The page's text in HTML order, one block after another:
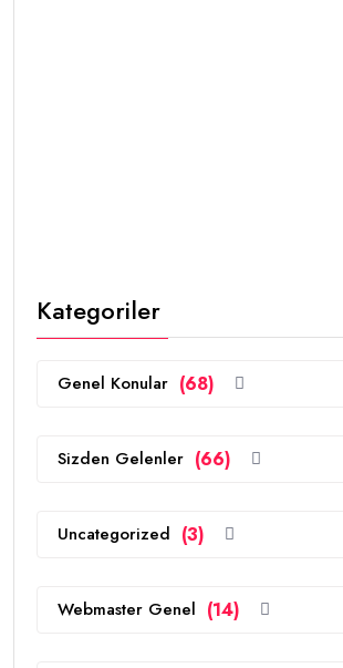
Kategoriler
Genel Konular (68)
Sizden Gelenler (66)
Uncategorized (3)
Webmaster Genel (14)